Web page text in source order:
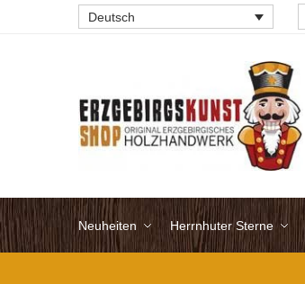
Deutsch
Neuheiten Herrnhuter Sterne